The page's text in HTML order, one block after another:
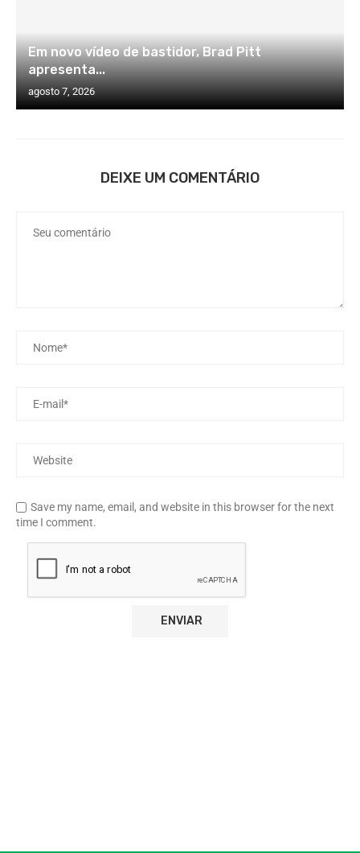
Em novo vídeo de bastidor, Brad Pitt
apresenta...
agosto 7, 2026
DEIXE UM COMENTÁRIO
Save my name, email, and website in this browser for the next
time I comment.